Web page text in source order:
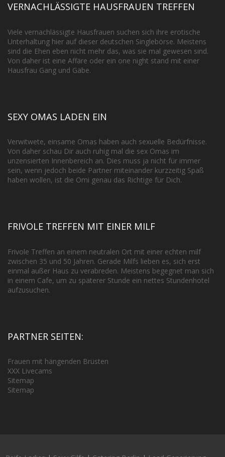
VERNACHLÄSSIGTE HAUSFRAUEN TREFFEN
Viele vernachlässigte Hausfrauen suchen sich ihre erotische
Unterhaltung hier auf dieser deutschen Singlebörse. Meistens
sind die Ehen eben nicht mehr das, was sie mal gewesen sind.
Von daher ist eine Affäre oder ein one night stand mit einer
Hausfrau Gang und Gäbe.
SEXY OMAS LADEN EIN
Verwitwete, einsame Omas haben auch sexuelle Bedürfnisse.
Von daher schau Dir auch ruhig mal die sex Omas im
unzensierten Innenbereich an. Dies muss ja nicht für immer
sein, wenn jedoch beide Partner miteinander kurzzeitig Spaß
haben wollen, ist die Omi genau das Richtige für Dich.
FRIVOLE TREFFEN MIT EINER MILF
Frivole Treffen an einem neutralen Ort mit einer echten milf
zwischen 35 und 50 Jahren. Gerade Milfs lieben es, sich erst
einmal außer Haus zu verabreden. Meistens begegnet man sich
in einem Cafe, um zu späterer Stunde ein nettes Stundenhotel
aufzusuchen.
PARTNER SEITEN:
Frauen mit hängenden Brüsten
XXX Livecams
Sitemap
Sitemap